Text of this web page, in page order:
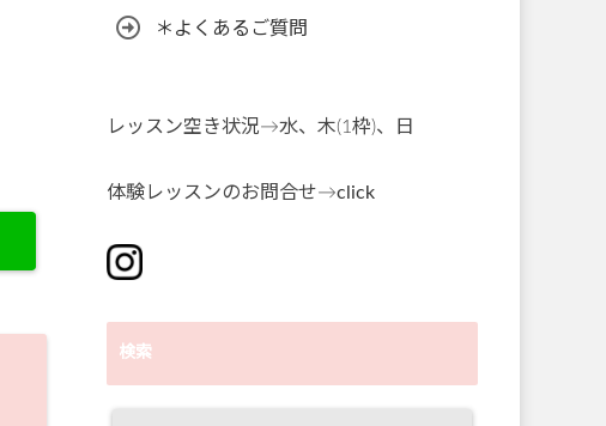
＊よくあるご質問
レッスン空き状況→水、木(1枠)、日
体験レッスンのお問合せ→click
検索